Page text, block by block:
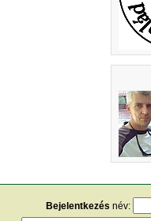
Bejelentkezés név: